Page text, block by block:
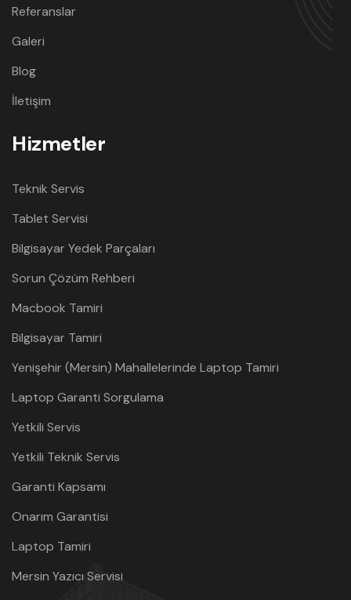
Referanslar
Galeri
Blog
İletişim
Hizmetler
Teknik Servis
Tablet Servisi
Bilgisayar Yedek Parçaları
Sorun Çözüm Rehberi
Macbook Tamiri
Bilgisayar Tamiri
Yenişehir (Mersin) Mahallelerinde Laptop Tamiri
Laptop Garanti Sorgulama
Yetkili Servis
Yetkili Teknik Servis
Garanti Kapsamı
Onarım Garantisi
Laptop Tamiri
Mersin Yazıcı Servisi